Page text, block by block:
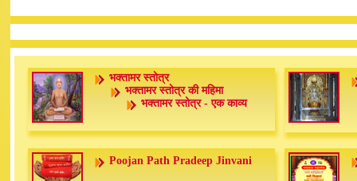
भक्तामर स्तोत्र
भक्तामर स्तोत्र की महिमा
भक्तामर स्तोत्र - एक काव्य
Poojan Path Pradeep Jinvani